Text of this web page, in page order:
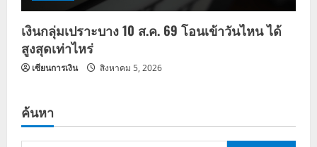
เงินกลุ่มเปราะบาง 10 ส.ค. 69 โอนเข้าวันไหน ได้
สูงสุดเท่าไหร่
เซียนการเงิน สิงหาคม 5, 2026
ค้นหา